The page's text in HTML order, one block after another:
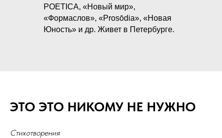
POETICA, «Новый мир»,
«Формаслов», «Prosōdia», «Новая
Юность» и др. Живет в Петербурге.
ЭТО ЭТО НИКОМУ НЕ НУЖНО
Стихотворения